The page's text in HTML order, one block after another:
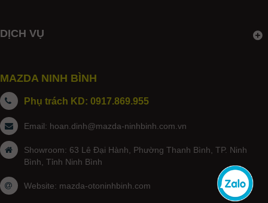
DỊCH VỤ
MAZDA NINH BÌNH
Phụ trách KD: 0917.869.955
Email: hoan.dinh@mazda-ninhbinh.com.vn
Showroom: 63 Lê Đại Hành, Phường Thanh Bình, TP. Ninh
Bình, Tỉnh Ninh Bình
Website: mazda-otoninhbinh.com